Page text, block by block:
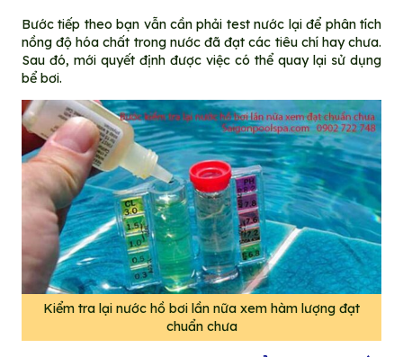
Bước tiếp theo bạn vẫn cần phải test nước lại để phân tích
nồng độ hóa chất trong nước đã đạt các tiêu chí hay chưa.
Sau đó, mới quyết định được việc có thể quay lại sử dụng
bể bơi.
Kiểm tra lại nước hồ bơi lần nữa xem hàm lượng đạt
chuẩn chưa